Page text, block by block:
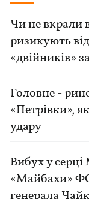
Чи не вкрали
ризикують
«двійників»
Головне -
«Петрівки»,
удару
Вибух у
«Майбахи»